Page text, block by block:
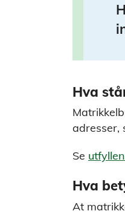
Hva
adresser,
Se
Hva
At